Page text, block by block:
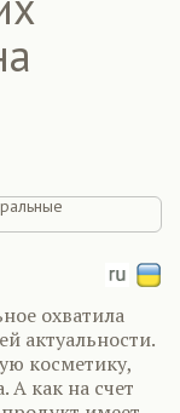
охватила
актуальности.
косметику,
А как на счет